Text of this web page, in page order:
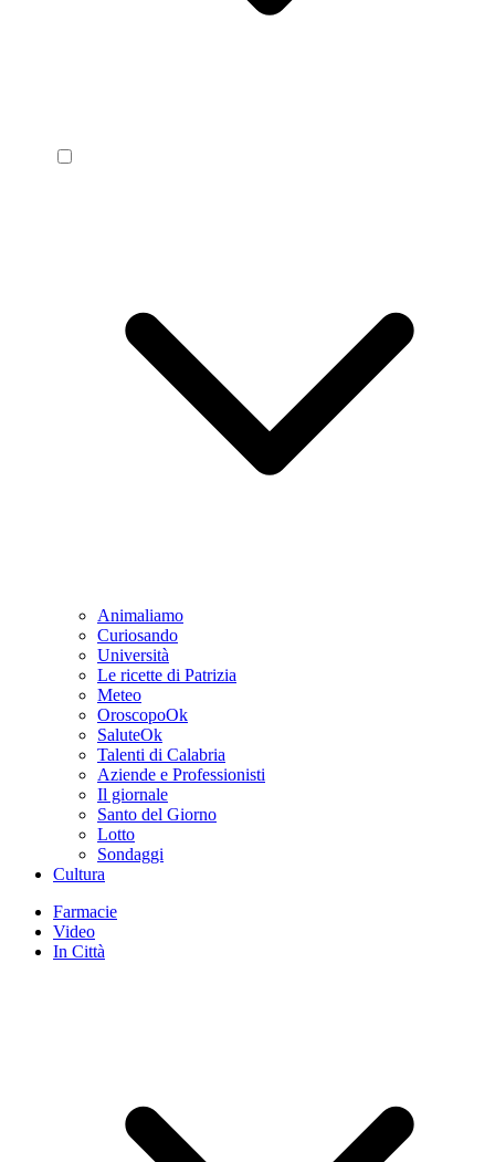
Animaliamo
Curiosando
Università
Le ricette di Patrizia
Meteo
OroscopoOk
SaluteOk
Talenti di Calabria
Aziende e Professionisti
Il giornale
Santo del Giorno
Lotto
Sondaggi
Cultura
Farmacie
Video
In Città